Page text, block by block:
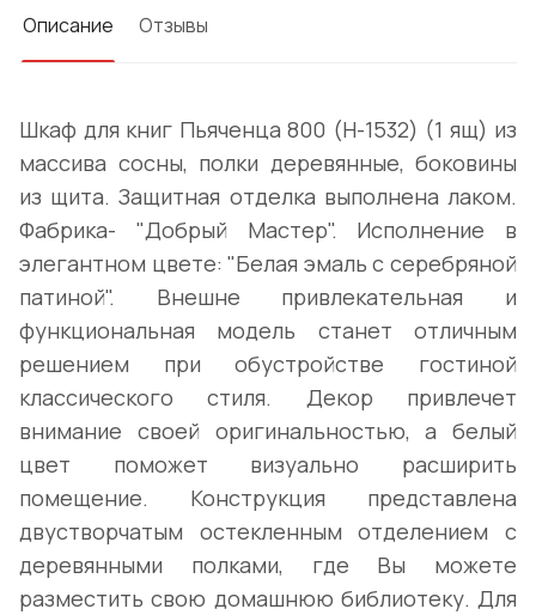
Описание Отзывы
Шкаф для книг Пьяченца 800 (H-1532) (1 ящ) из
массива сосны, полки деревянные, боковины
из щита. Защитная отделка выполнена лаком.
Фабрика- "Добрый Мастер". Исполнение в
элегантном цвете: "Белая эмаль с серебряной
патиной". Внешне привлекательная и
функциональная модель станет отличным
решением при обустройстве гостиной
классического стиля. Декор привлечет
внимание своей оригинальностью, а белый
цвет поможет визуально расширить
помещение. Конструкция представлена
двустворчатым остекленным отделением с
деревянными полками, где Вы можете
разместить свою домашнюю библиотеку. Для